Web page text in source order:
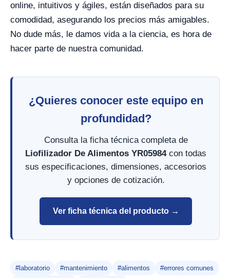
online, intuitivos y ágiles, están diseñados para su
comodidad, asegurando los precios más amigables.
No dude más, le damos vida a la ciencia, es hora de
hacer parte de nuestra comunidad.
¿Quieres conocer este equipo en
profundidad?
Consulta la ficha técnica completa de
Liofilizador De Alimentos YR05984con todas
sus especificaciones, dimensiones, accesorios
y opciones de cotización.
Ver ficha técnica del producto →
#laboratorio #mantenimiento #alimentos #errores comunes